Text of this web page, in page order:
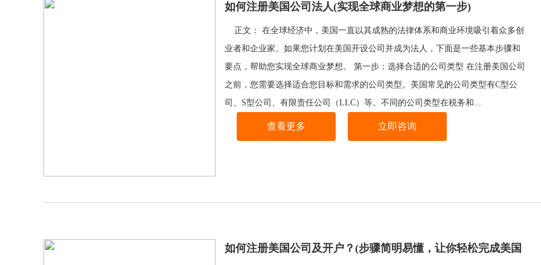
如何注册美国公司法人(实现全球商业梦想的第一步)
正文： 在全球经济中，美国一直以其成熟的法律体系和商业环境吸引着众多创
业者和企业家。如果您计划在美国开设公司并成为法人，下面是一些基本步骤和
要点，帮助您实现全球商业梦想。 第一步：选择合适的公司类型 在注册美国公司
之前，您需要选择适合您目标和需求的公司类型。美国常见的公司类型有C型公
司、S型公司、有限责任公司（LLC）等。不同的公司类型在税务和...
查看更多 立即咨询
如何注册美国公司及开户？(步骤简明易懂，让你轻松完成美国